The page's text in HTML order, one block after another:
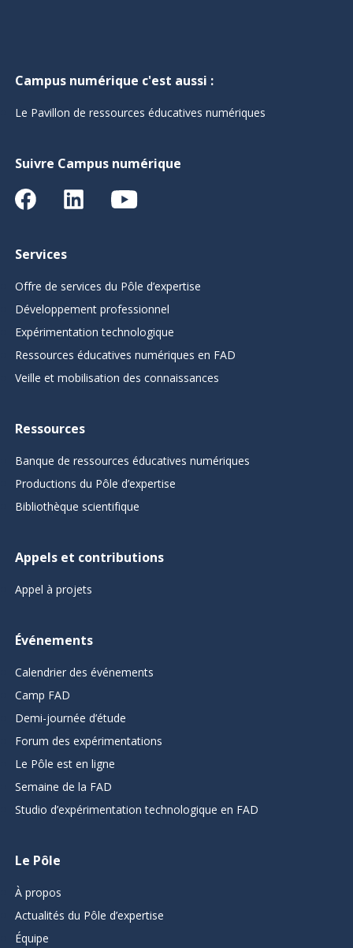
Campus numérique c'est aussi :
Le Pavillon de ressources éducatives numériques
Suivre Campus numérique
Services
Offre de services du Pôle d’expertise
Développement professionnel
Expérimentation technologique
Ressources éducatives numériques en FAD
Veille et mobilisation des connaissances
Ressources
Banque de ressources éducatives numériques
Productions du Pôle d’expertise
Bibliothèque scientifique
Appels et contributions
Appel à projets
Événements
Calendrier des événements
Camp FAD
Demi-journée d’étude
Forum des expérimentations
Le Pôle est en ligne
Semaine de la FAD
Studio d’expérimentation technologique en FAD
Le Pôle
À propos
Actualités du Pôle d’expertise
Équipe